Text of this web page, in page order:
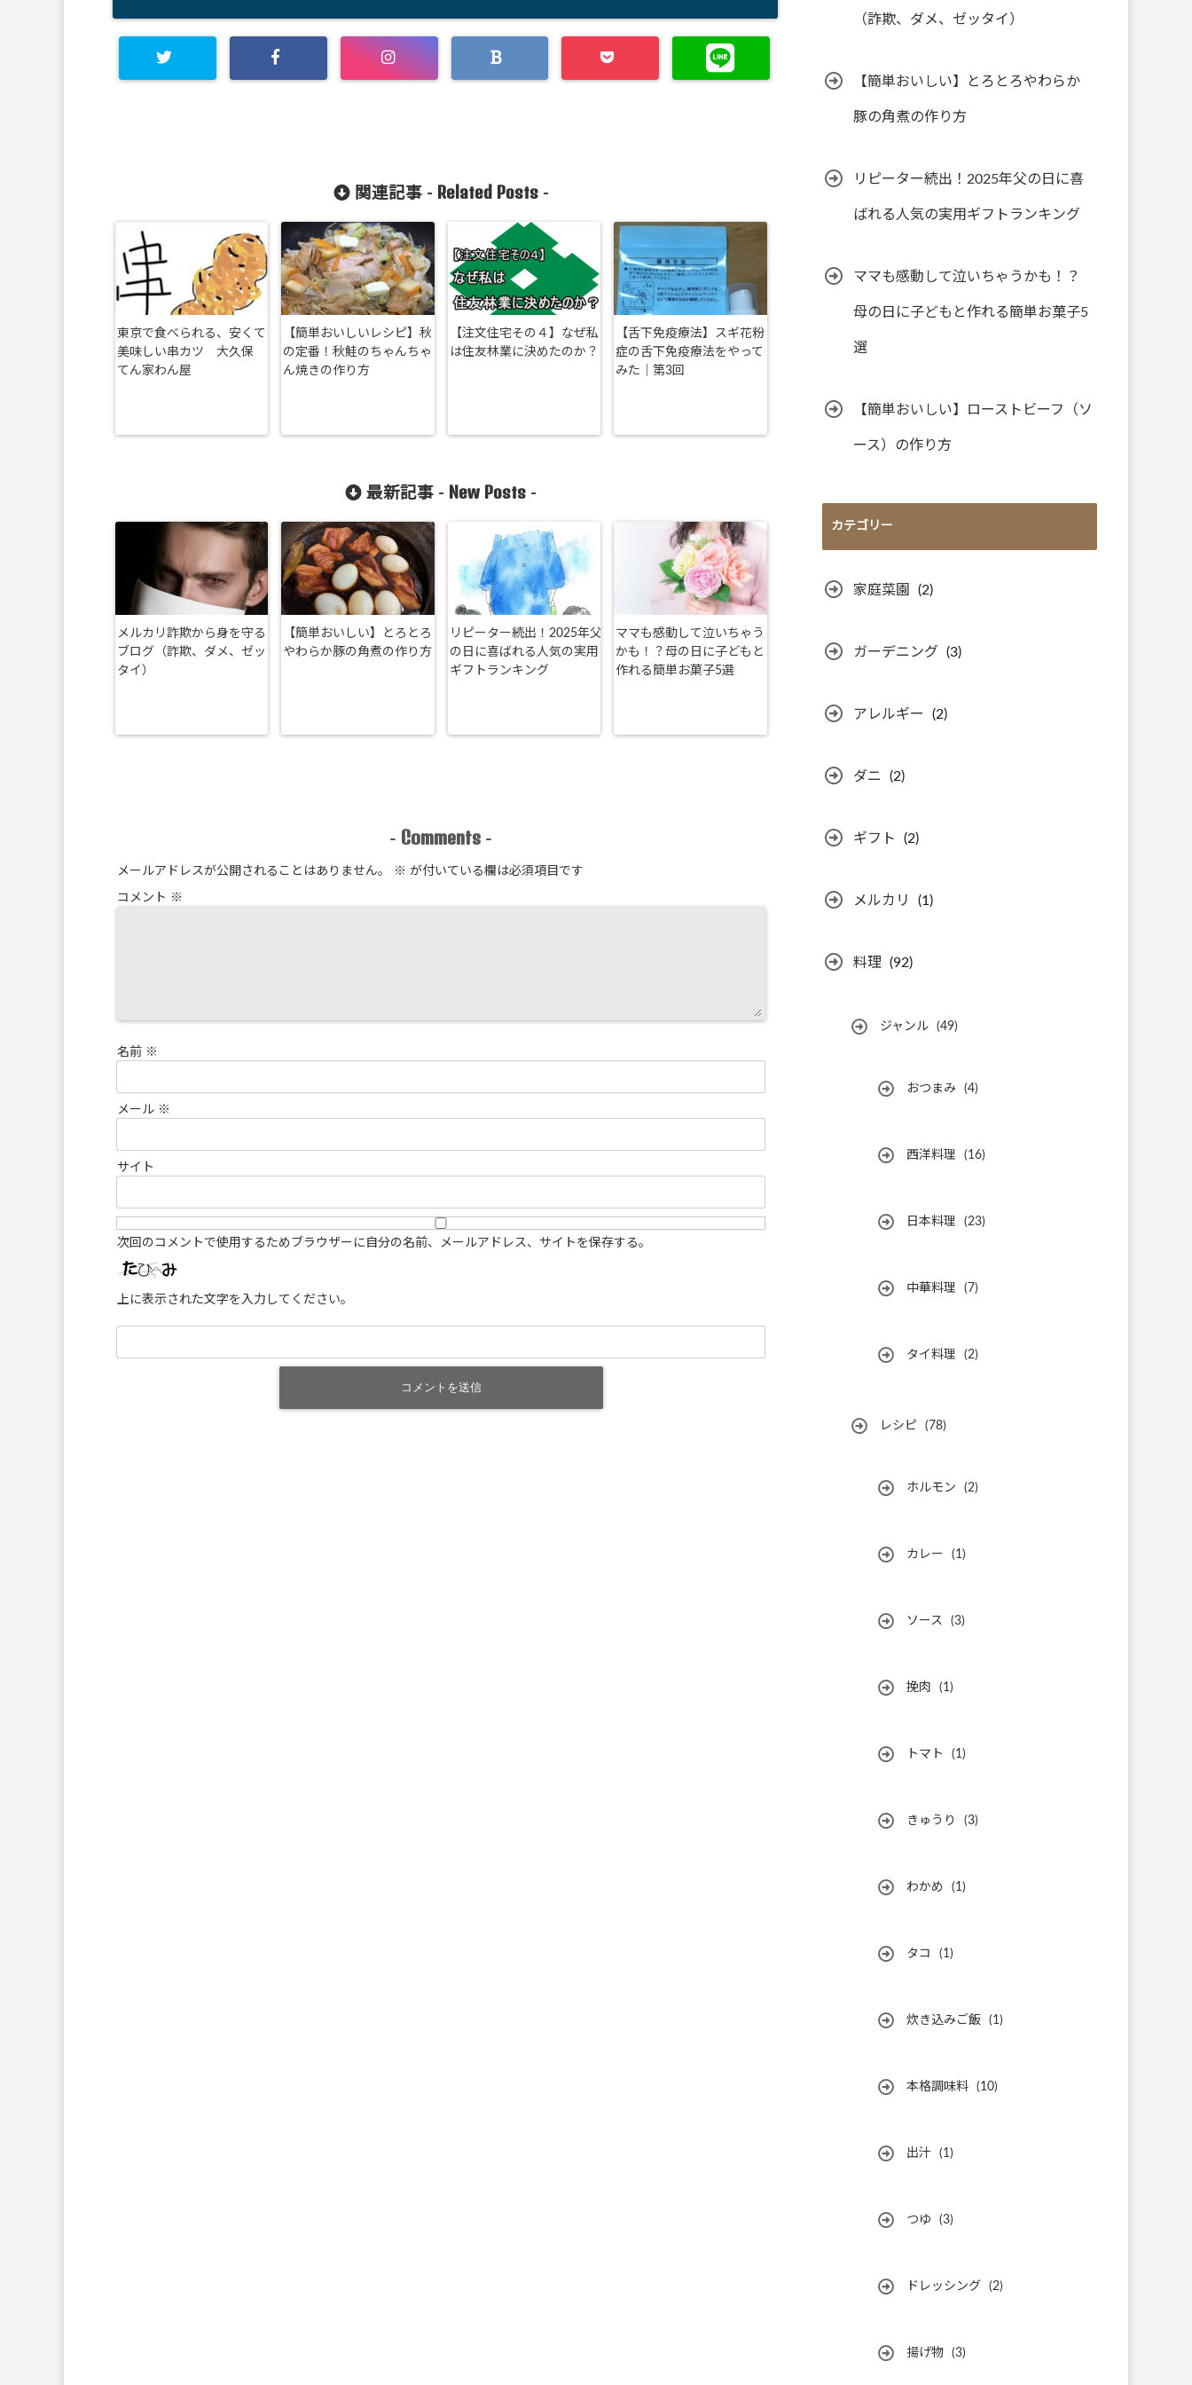
関連記事 - Related Posts-
東京で食べられる、安くて
美味しい串カツ 大久保
てん家わん屋
【簡単おいしいレシピ】秋
の定番！秋鮭のちゃんちゃ
ん焼きの作り方
【注文住宅その４】なぜ私
は住友林業に決めたのか？
【舌下免疫療法】スギ花粉
症の舌下免疫療法をやって
みた｜第3回
最新記事 - New Posts -
メルカリ詐欺から身を守る
ブログ（詐欺、ダメ、ゼッ
タイ）
【簡単おいしい】とろとろ
やわらか豚の角煮の作り方
リピーター続出！2025年父
の日に喜ばれる人気の実用
ギフトランキング
ママも感動して泣いちゃう
かも！？母の日に子どもと
作れる簡単お菓子5選
- Comments -
メールアドレスが公開されることはありません。 ※ が付いている欄は必須項目です
コメント ※
名前 ※
メール ※
サイト
次回のコメントで使用するためブラウザーに自分の名前、メールアドレス、サイトを保存する。
上に表示された文字を入力してください。
（詐欺、ダメ、ゼッタイ）
【簡単おいしい】とろとろやわらか
豚の角煮の作り方
リピーター続出！2025年父の日に喜
ばれる人気の実用ギフトランキング
ママも感動して泣いちゃうかも！？
母の日に子どもと作れる簡単お菓子5
選
【簡単おいしい】ローストビーフ（ソ
ース）の作り方
カテゴリー
家庭菜園 (2)
ガーデニング (3)
アレルギー (2)
ダニ (2)
ギフト (2)
メルカリ (1)
料理 (92)
ジャンル (49)
おつまみ (4)
西洋料理 (16)
日本料理 (23)
中華料理 (7)
タイ料理 (2)
レシピ (78)
ホルモン (2)
カレー (1)
ソース (3)
挽肉 (1)
トマト (1)
きゅうり (3)
わかめ (1)
タコ (1)
炊き込みご飯 (1)
本格調味料 (10)
出汁 (1)
つゆ (3)
ドレッシング (2)
揚げ物 (3)